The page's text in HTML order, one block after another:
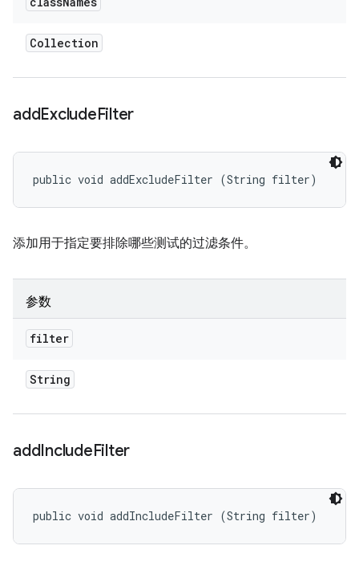
Collection
addExcludeFilter
public void addExcludeFilter (String filter)
添加用于指定要排除哪些测试的过滤条件。
参数
filter
String
addIncludeFilter
public void addIncludeFilter (String filter)